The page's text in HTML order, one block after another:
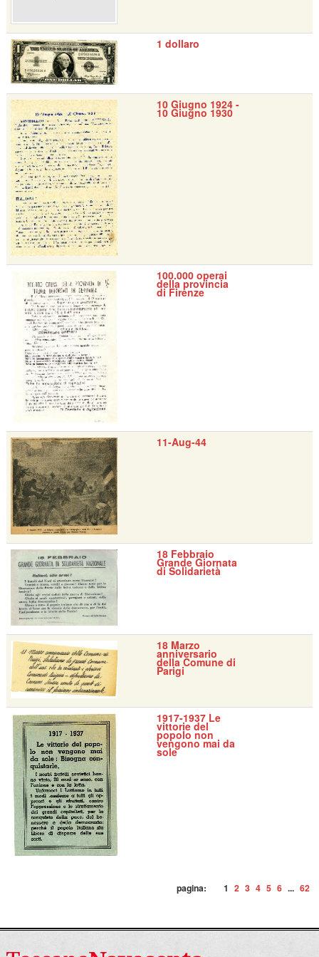
1 dollaro
10 Giugno 1924 -
10 Giugno 1930
100.000 operai
della provincia
di Firenze
11-Aug-44
18 Febbraio
Grande Giornata
di Solidarietà
18 Marzo
anniversario
della Comune di
Parigi
1917-1937 Le
vittorie del
popolo non
vengono mai da
sole
pagina: 1 2 3 4 5 6 ... 62